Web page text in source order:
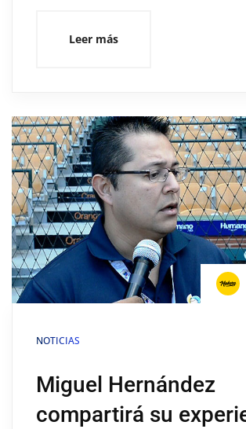
Leer más
NOTICIAS
Miguel Hernández
compartirá su